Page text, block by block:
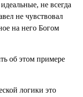
не всегда
не чувствовал
на него Богом
об этом примере
логики это